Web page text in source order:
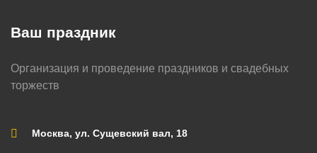
Ваш праздник
Организация и проведение праздников и свадебных
торжеств
Москва, ул. Сущевский вал, 18